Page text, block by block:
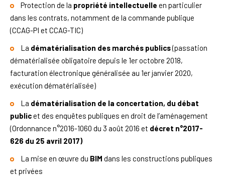
Protection de la propriété intellectuelle en particulier
dans les contrats, notamment de la commande publique
(CCAG-PI et CCAG-TIC)
La dématérialisation des marchés publics(passation
dématérialisée obligatoire depuis le 1er octobre 2018,
facturation électronique généralisée au 1er janvier 2020,
exécution dématérialisée)
La dématérialisation de la concertation, du débat
publicet des enquêtes publiques en droit de l’aménagement
(Ordonnance n°2016-1060 du 3 août 2016 et décret n°2017-
626 du 25 avril 2017)
La mise en œuvre du BIM dans les constructions publiques
et privées